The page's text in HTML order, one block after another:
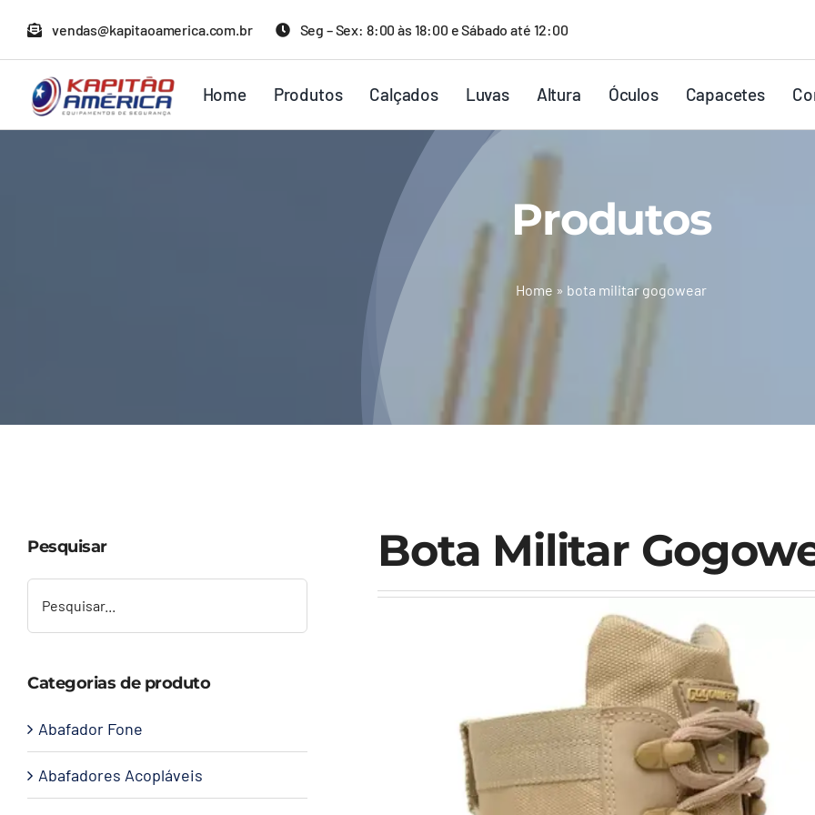
para
conteúdo
vendas@kapitaoamerica.com.br Seg – Sex: 8:00 às 18:00 e Sábado até 12:00
Home Produtos Calçados Luvas Altura Óculos Capacetes
Produtos
Home » bota militar gogowear
Bota Militar
Pesquisar
Categorias de produto
Abafador Fone
Abafadores Acopláveis